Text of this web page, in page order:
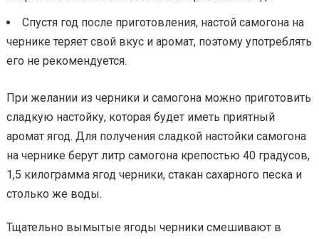
Спустя год после приготовления, настой самогона на
чернике теряет свой вкус и аромат, поэтому употреблять
его не рекомендуется.
При желании из черники и самогона можно приготовить
сладкую настойку, которая будет иметь приятный
аромат ягод. Для получения сладкой настойки самогона
на чернике берут литр самогона крепостью 40 градусов,
1,5 килограмма ягод черники, стакан сахарного песка и
столько же воды.
Тщательно вымытые ягоды черники смешивают в